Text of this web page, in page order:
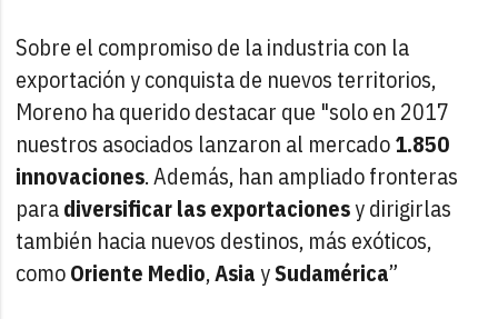
Sobre el compromiso de la industria con la
exportación y conquista de nuevos territorios,
Moreno ha querido destacar que "solo en 2017
nuestros asociados lanzaron al mercado1.850
innovaciones. Además, han ampliado fronteras
paradiversificar las exportacionesy dirigirlas
también hacia nuevos destinos, más exóticos,
comoOriente Medio,AsiaySudamérica”